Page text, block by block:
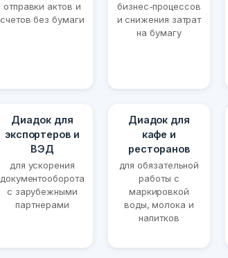
отправки актов и
счетов без бумаги
бизнес-процессов
и снижения затрат
на бумагу
Диадок для
экспортеров и
ВЭД
для ускорения
документооборота
с зарубежными
партнерами
Диадок для
кафе и
ресторанов
для обязательной
работы с
маркировкой
воды, молока и
напитков